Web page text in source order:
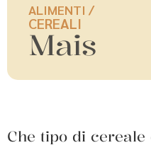
ALIMENTI /
CEREALI
Mais
Che tipo di